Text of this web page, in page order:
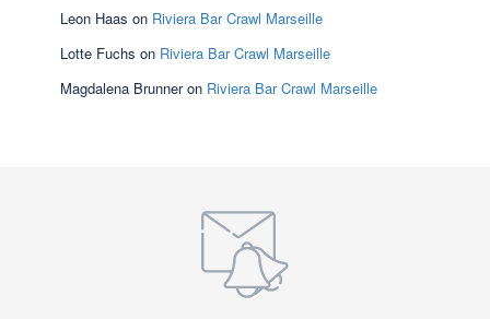
Leon Haas on Riviera Bar Crawl Marseille
Lotte Fuchs on Riviera Bar Crawl Marseille
Magdalena Brunneron Riviera Bar Crawl Marseille